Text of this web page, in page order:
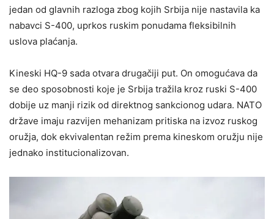
jedan od glavnih razloga zbog kojih Srbija nije nastavila ka
nabavci S-400, uprkos ruskim ponudama fleksibilnih
uslova plaćanja.
Kineski HQ-9 sada otvara drugačiji put. On omogućava da
se deo sposobnosti koje je Srbija tražila kroz ruski S-400
dobije uz manji rizik od direktnog sankcionog udara. NATO
države imaju razvijen mehanizam pritiska na izvoz ruskog
oružja, dok ekvivalentan režim prema kineskom oružju nije
jednako institucionalizovan.